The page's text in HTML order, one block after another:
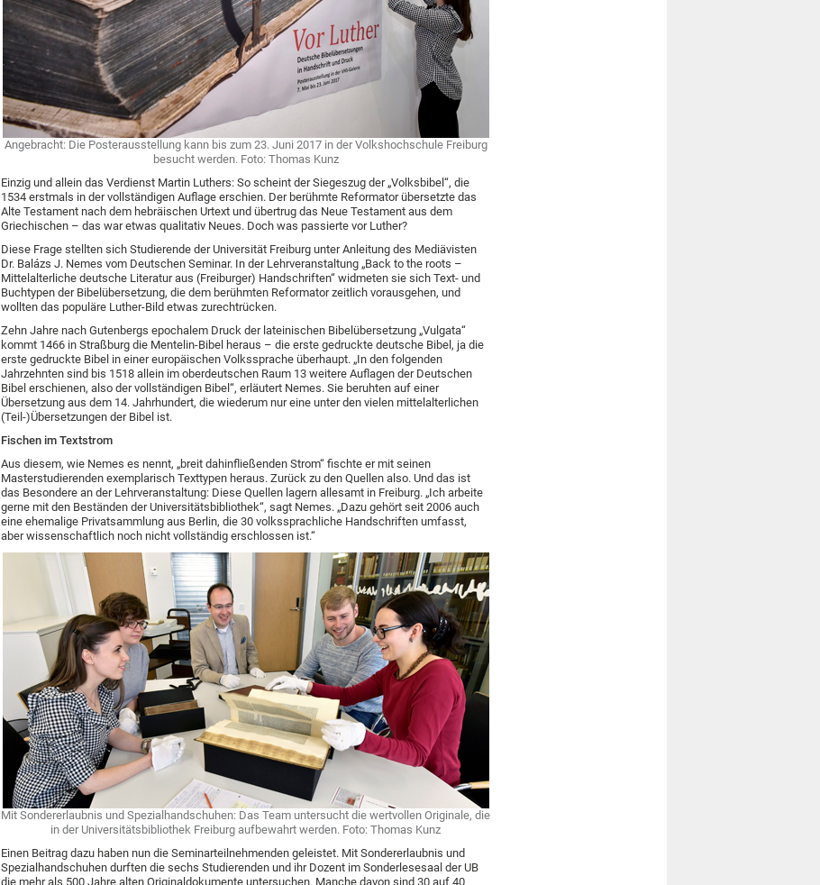
Angebracht: Die Posterausstellung kann bis zum 23. Juni 2017 in der Volkshochschule Freiburg
besucht werden. Foto: Thomas Kunz
Einzig und allein das Verdienst Martin Luthers: So scheint der Siegeszug der „Volksbibel“, die
1534 erstmals in der vollständigen Auflage erschien. Der berühmte Reformator übersetzte das
Alte Testament nach dem hebräischen Urtext und übertrug das Neue Testament aus dem
Griechischen – das war etwas qualitativ Neues. Doch was passierte vor Luther?
Diese Frage stellten sich Studierende der Universität Freiburg unter Anleitung des Mediävisten
Dr. Balázs J. Nemes vom Deutschen Seminar. In der Lehrveranstaltung „Back to the roots –
Mittelalterliche deutsche Literatur aus (Freiburger) Handschriften“ widmeten sie sich Text- und
Buchtypen der Bibelübersetzung, die dem berühmten Reformator zeitlich vorausgehen, und
wollten das populäre Luther-Bild etwas zurechtrücken.
Zehn Jahre nach Gutenbergs epochalem Druck der lateinischen Bibelübersetzung „Vulgata“
kommt 1466 in Straßburg die Mentelin-Bibel heraus – die erste gedruckte deutsche Bibel, ja die
erste gedruckte Bibel in einer europäischen Volkssprache überhaupt. „In den folgenden
Jahrzehnten sind bis 1518 allein im oberdeutschen Raum 13 weitere Auflagen der Deutschen
Bibel erschienen, also der vollständigen Bibel“, erläutert Nemes. Sie beruhten auf einer
Übersetzung aus dem 14. Jahrhundert, die wiederum nur eine unter den vielen mittelalterlichen
(Teil-)Übersetzungen der Bibel ist.
Fischen im Textstrom
Aus diesem, wie Nemes es nennt, „breit dahinfließenden Strom“ fischte er mit seinen
Masterstudierenden exemplarisch Texttypen heraus. Zurück zu den Quellen also. Und das ist
das Besondere an der Lehrveranstaltung: Diese Quellen lagern allesamt in Freiburg. „Ich arbeite
gerne mit den Beständen der Universitätsbibliothek“, sagt Nemes. „Dazu gehört seit 2006 auch
eine ehemalige Privatsammlung aus Berlin, die 30 volkssprachliche Handschriften umfasst,
aber wissenschaftlich noch nicht vollständig erschlossen ist.“
Mit Sondererlaubnis und Spezialhandschuhen: Das Team untersucht die wertvollen Originale, die
in der Universitätsbibliothek Freiburg aufbewahrt werden. Foto: Thomas Kunz
Einen Beitrag dazu haben nun die Seminarteilnehmenden geleistet. Mit Sondererlaubnis und
Spezialhandschuhen durften die sechs Studierenden und ihr Dozent im Sonderlesesaal der UB
die mehr als 500 Jahre alten Originaldokumente untersuchen. Manche davon sind 30 auf 40